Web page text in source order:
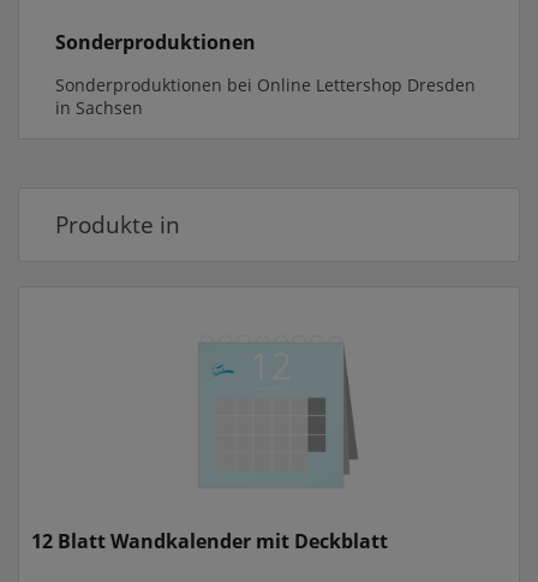
Sonderproduktionen
Sonderproduktionen bei Online Lettershop Dresden
in Sachsen
Produkte in
12 Blatt Wandkalender mit Deckblatt